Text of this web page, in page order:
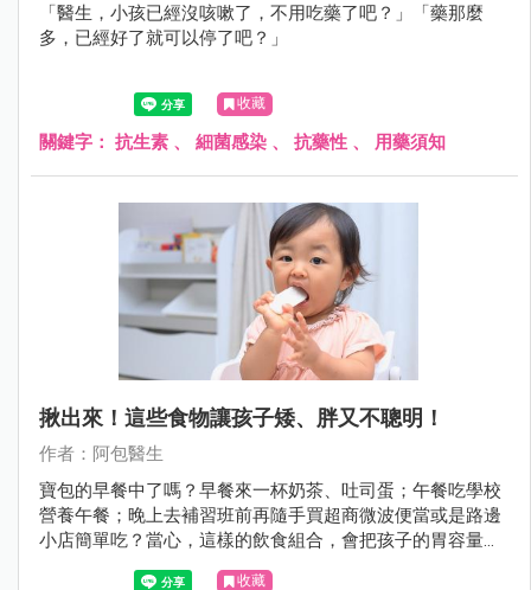
「醫生，小孩已經沒咳嗽了，不用吃藥了吧？」「藥那麼
多，已經好了就可以停了吧？」
收藏
關鍵字： 抗生素 、 細菌感染 、 抗藥性 、 用藥須知
揪出來！這些食物讓孩子矮、胖又不聰明！
作者：阿包醫生
寶包的早餐中了嗎？早餐來一杯奶茶、吐司蛋；午餐吃學校
營養午餐；晚上去補習班前再隨手買超商微波便當或是路邊
小店簡單吃？當心，這樣的飲食組合，會把孩子的胃容量佔
滿，也無法多攝取營養價值更高的食物。
收藏